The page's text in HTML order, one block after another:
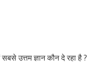
सबसे उत्तम ज्ञान कौन दे रहा है ?